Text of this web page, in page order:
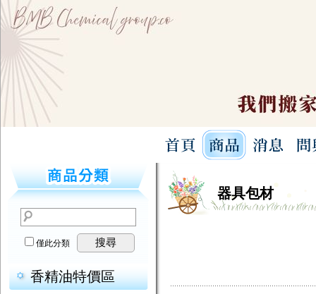
僅此分類 搜尋
香精油特價區
器具包材